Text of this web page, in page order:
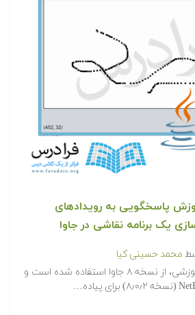
پاسخگویی به رویدادهای
یک برنامه نقاشی در جاوا
محمد حسینی کیا
در این مجموعه آموزشی، از نسخه ۸ جاوا استفاده شده است و